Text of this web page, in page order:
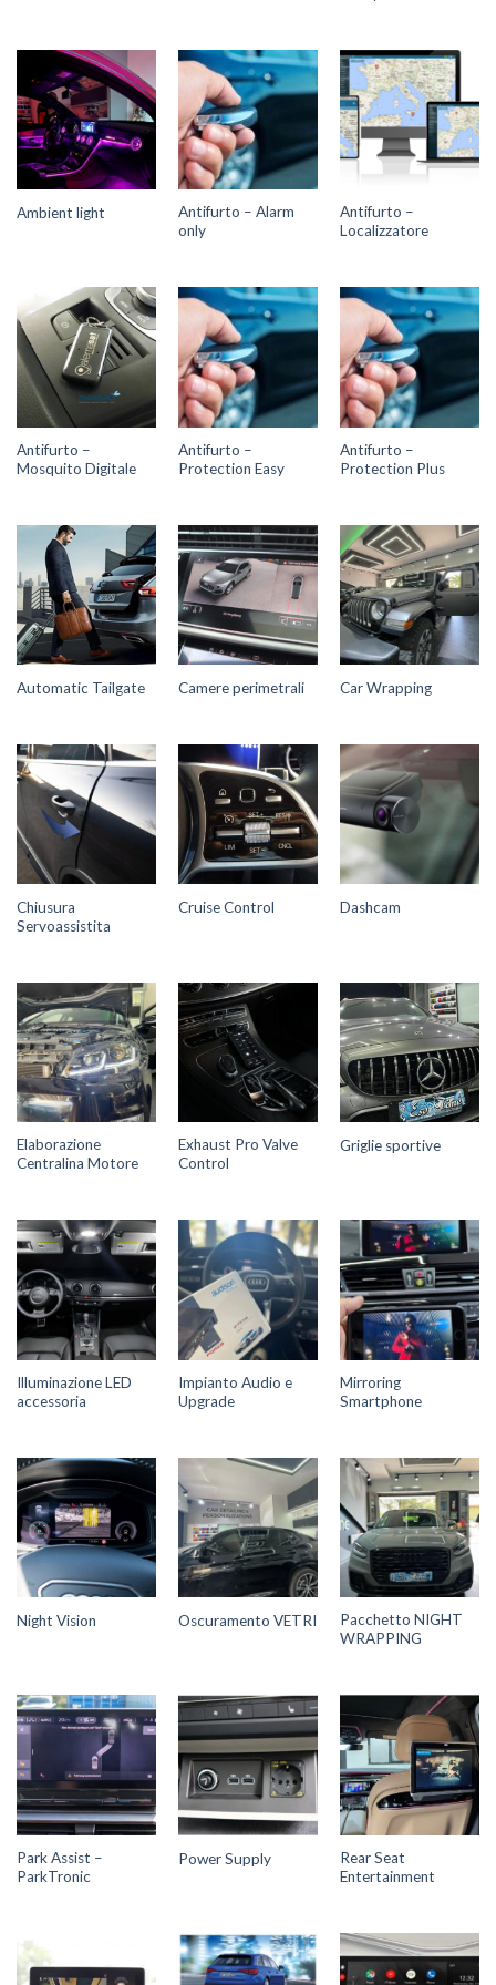
Ambient light
Antifurto – Alarm
only
Antifurto –
Localizzatore
Antifurto –
Mosquito Digitale
Antifurto –
Protection Easy
Antifurto –
Protection Plus
Automatic Tailgate Camere perimetrali Car Wrapping
Chiusura
Servoassistita
Cruise Control Dashcam
Elaborazione
Centralina Motore
Exhaust Pro Valve
Control
Griglie sportive
Illuminazione LED
accessoria
Impianto Audio e
Upgrade
Mirroring
Smartphone
Night Vision Oscuramento VETRI
Pacchetto NIGHT
WRAPPING
Park Assist –
ParkTronic
Power Supply
Rear Seat
Entertainment